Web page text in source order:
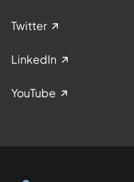
Twitter
LinkedIn
YouTube